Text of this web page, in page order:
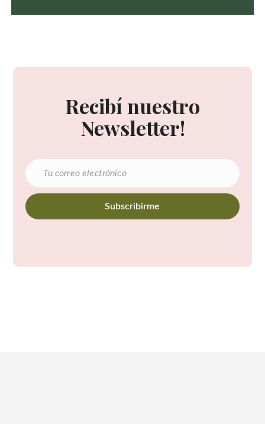
Recibí nuestro
Newsletter!